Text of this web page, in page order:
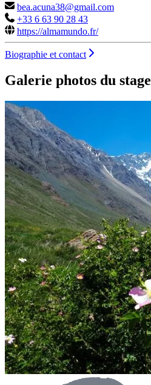
bea.acuna38@gmail.com
+33 6 63 90 28 43
https://almamundo.fr/
Biographie et contact
Galerie photos du stage